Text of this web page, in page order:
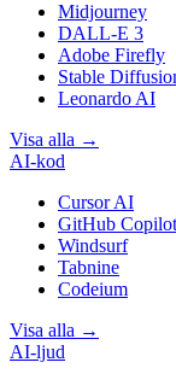
Midjourney
DALL-E 3
Adobe Firefly
Stable
Leonardo AI
Visa alla →
AI-kod
Cursor AI
GitHub Copilot
Windsurf
Tabnine
Codeium
Visa alla →
AI-ljud